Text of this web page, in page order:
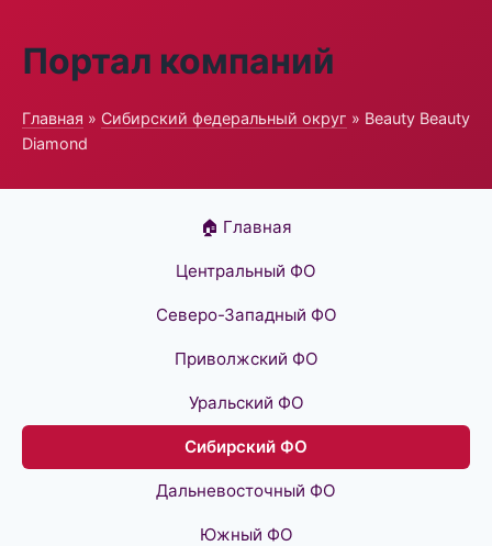
Портал компаний
Главная » Сибирский федеральный округ » Beauty Beauty
Diamond
🏠 Главная
Центральный ФО
Северо-Западный ФО
Приволжский ФО
Уральский ФО
Сибирский ФО
Дальневосточный ФО
Южный ФО